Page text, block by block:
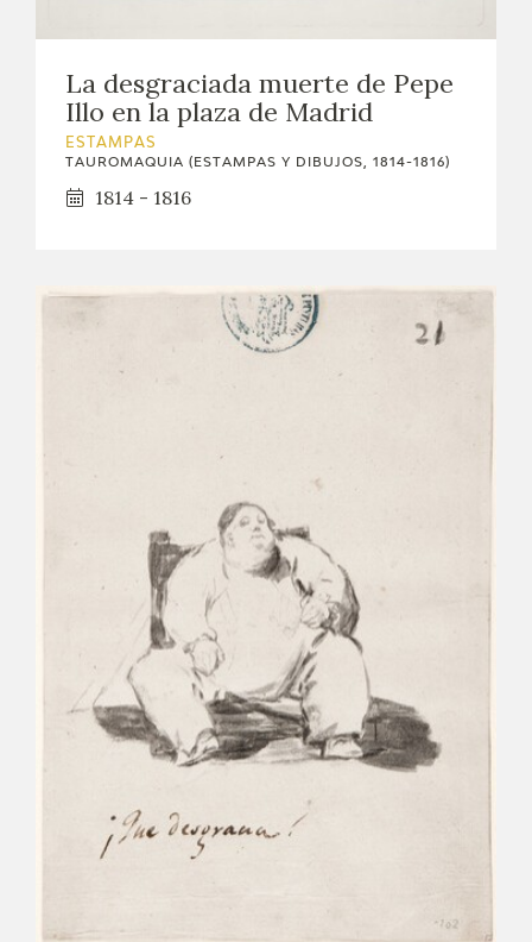
La desgraciada muerte de Pepe
Illo en la plaza de Madrid
ESTAMPAS
TAUROMAQUIA (ESTAMPAS Y DIBUJOS, 1814-1816)
1814 - 1816